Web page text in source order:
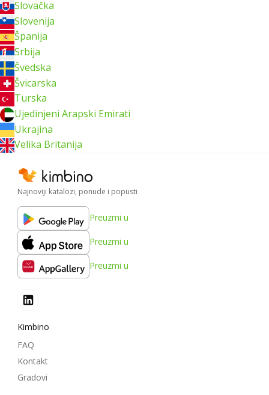
Slovačka
Slovenija
Španija
Srbija
Švedska
Švicarska
Turska
Ujedinjeni Arapski Emirati
Ukrajina
Velika Britanija
Najnoviji katalozi, ponude i popusti
Preuzmi u
Preuzmi u
Preuzmi u
Kimbino
FAQ
Kontakt
Gradovi